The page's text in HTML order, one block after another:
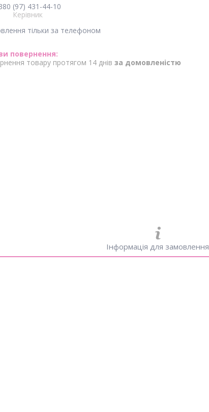
(97) 431-44-10
Керівник
тільки за телефоном
товару протягом 14 днів за домовленістю
Інформація для замовлення